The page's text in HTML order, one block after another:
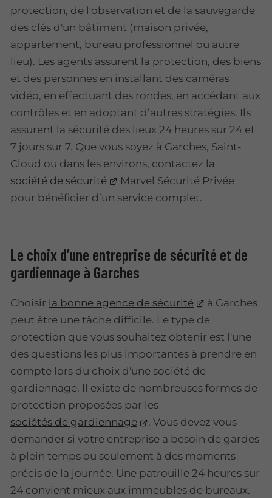
protection, de l'observation et de la sauvegarde
des clés d'un bâtiment (maison privée,
appartement, bureau professionnel ou autre
lieu). Les agents assurent la protection, des biens
et des personnes en installant des caméras
vidéo, en effectuant des rondes, en accédant aux
contrôles et en adoptant d’autres stratégies. Ils
assurent la sécurité des lieux 24 heures sur 24 et
7 jours sur 7. Que vous soyez à Garches, Saint-
Cloud ou dans les environs, contactez la
société de sécurité
Marvel Sécurité Privée
pour bénéficier d’un service complet.
Le choix d’une entreprise de sécurité et de
gardiennage à Garches
Choisir la bonne agence de sécurité
à Garches
peut être une tâche difficile. Le type de
protection que vous souhaitez obtenir est l'une
des questions les plus importantes à prendre en
compte lors du choix d'une société de
gardiennage. Il existe de nombreuses formes de
protection proposées par les
sociétés de gardiennage
. Vous devez vous
demander si votre entreprise a besoin de gardes
à plein temps ou seulement à des moments
précis de la journée. Une patrouille 24 heures sur
24 convient mieux aux immeubles de bureaux.